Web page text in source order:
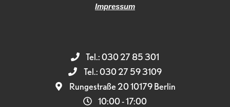
Impressum
Tel.: 030 27 85 301
Tel.: 030 27 59 3109
Rungestraße 20 10179 Berlin
10:00 - 17:00